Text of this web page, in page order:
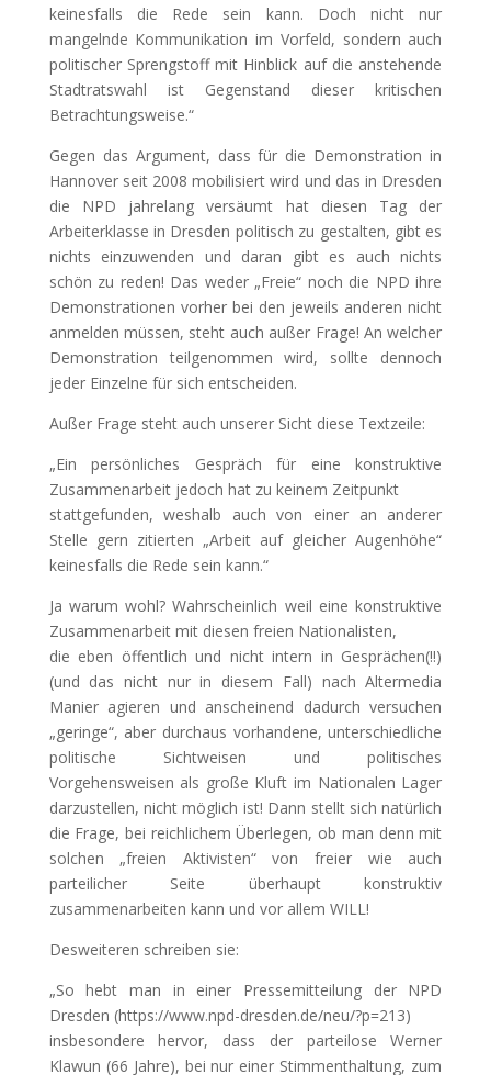
keinesfalls die Rede sein kann. Doch nicht nur
mangelnde Kommunikation im Vorfeld, sondern auch
politischer Sprengstoff mit Hinblick auf die anstehende
Stadtratswahl ist Gegenstand dieser kritischen
Betrachtungsweise.“
Gegen das Argument, dass für die Demonstration in
Hannover seit 2008 mobilisiert wird und das in Dresden
die NPD jahrelang versäumt hat diesen Tag der
Arbeiterklasse in Dresden politisch zu gestalten, gibt es
nichts einzuwenden und daran gibt es auch nichts
schön zu reden! Das weder „Freie“ noch die NPD ihre
Demonstrationen vorher bei den jeweils anderen nicht
anmelden müssen, steht auch außer Frage! An welcher
Demonstration teilgenommen wird, sollte dennoch
jeder Einzelne für sich entscheiden.
Außer Frage steht auch unserer Sicht diese Textzeile:
„Ein persönliches Gespräch für eine konstruktive
Zusammenarbeit jedoch hat zu keinem Zeitpunkt
stattgefunden, weshalb auch von einer an anderer
Stelle gern zitierten „Arbeit auf gleicher Augenhöhe“
keinesfalls die Rede sein kann.“
Ja warum wohl? Wahrscheinlich weil eine konstruktive
Zusammenarbeit mit diesen freien Nationalisten,
die eben öffentlich und nicht intern in Gesprächen(!!)
(und das nicht nur in diesem Fall) nach Altermedia
Manier agieren und anscheinend dadurch versuchen
„geringe“, aber durchaus vorhandene, unterschiedliche
politische Sichtweisen und politisches
Vorgehensweisen als große Kluft im Nationalen Lager
darzustellen, nicht möglich ist! Dann stellt sich natürlich
die Frage, bei reichlichem Überlegen, ob man denn mit
solchen „freien Aktivisten“ von freier wie auch
parteilicher Seite überhaupt konstruktiv
zusammenarbeiten kann und vor allem WILL!
Desweiteren schreiben sie:
„So hebt man in einer Pressemitteilung der NPD
Dresden (https://www.npd-dresden.de/neu/?p=213)
insbesondere hervor, dass der parteilose Werner
Klawun (66 Jahre), bei nur einer Stimmenthaltung, zum